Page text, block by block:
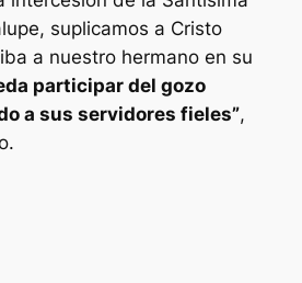
suplicamos a Cristo
a nuestro hermano en su
participar del gozo
a sus servidores fieles”,